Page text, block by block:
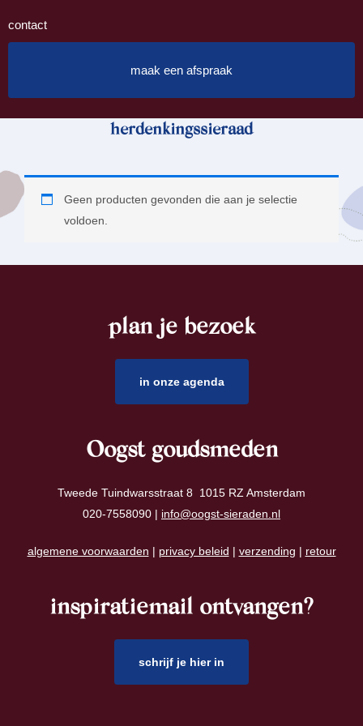
contact
maak een afspraak
herdenkingssieraad
Geen producten gevonden die aan je selectie
voldoen.
plan je bezoek
in onze agenda
Oogst goudsmeden
Tweede Tuindwarsstraat 8 1015 RZ Amsterdam
020-7558090 | info@oogst-sieraden.nl
algemene voorwaarden | privacy beleid | verzending | retour
inspiratiemail ontvangen?
schrijf je hier in